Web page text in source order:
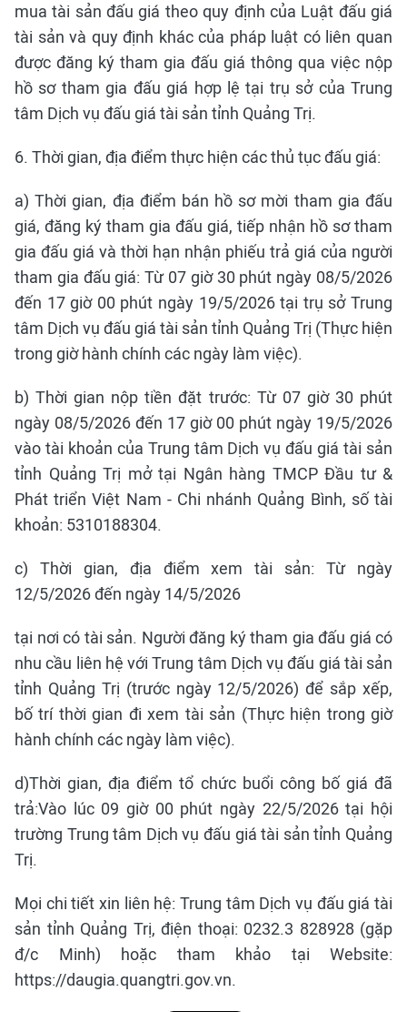
mua tài sản đấu giá theo quy định của Luật đấu giá
tài sản và quy định khác của pháp luật có liên quan
được đăng ký tham gia đấu giá thông qua việc nộp
hồ sơ tham gia đấu giá hợp lệ tại trụ sở của Trung
tâm Dịch vụ đấu giá tài sản tỉnh Quảng Trị.
6. Thời gian, địa điểm thực hiện các thủ tục đấu giá:
a) Thời gian, địa điểm bán hồ sơ mời tham gia đấu
giá, đăng ký tham gia đấu giá, tiếp nhận hồ sơ tham
gia đấu giá và thời hạn nhận phiếu trả giá của người
tham gia đấu giá: Từ 07 giờ 30 phút ngày 08/5/2026
đến 17 giờ 00 phút ngày 19/5/2026 tại trụ sở Trung
tâm Dịch vụ đấu giá tài sản tỉnh Quảng Trị (Thực hiện
trong giờ hành chính các ngày làm việc).
b) Thời gian nộp tiền đặt trước: Từ 07 giờ 30 phút
ngày 08/5/2026 đến 17 giờ 00 phút ngày 19/5/2026
vào tài khoản của Trung tâm Dịch vụ đấu giá tài sản
tỉnh Quảng Trị mở tại Ngân hàng TMCP Đầu tư &
Phát triển Việt Nam - Chi nhánh Quảng Bình, số tài
khoản: 5310188304.
c) Thời gian, địa điểm xem tài sản: Từ ngày
12/5/2026 đến ngày 14/5/2026
tại nơi có tài sản. Người đăng ký tham gia đấu giá có
nhu cầu liên hệ với Trung tâm Dịch vụ đấu giá tài sản
tỉnh Quảng Trị (trước ngày 12/5/2026) để sắp xếp,
bố trí thời gian đi xem tài sản (Thực hiện trong giờ
hành chính các ngày làm việc).
d)Thời gian, địa điểm tổ chức buổi công bố giá đã
trả:Vào lúc 09 giờ 00 phút ngày 22/5/2026 tại hội
trường Trung tâm Dịch vụ đấu giá tài sản tỉnh Quảng
Trị.
Mọi chi tiết xin liên hệ: Trung tâm Dịch vụ đấu giá tài
sản tỉnh Quảng Trị, điện thoại: 0232.3 828928 (gặp
đ/c Minh) hoặc tham khảo tại Website:
https://daugia.quangtri.gov.vn.